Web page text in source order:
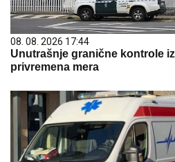
08. 08. 2026 17:44
Unutrašnje granične kontrole
privremena mera